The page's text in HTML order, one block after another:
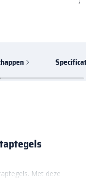
Met deze